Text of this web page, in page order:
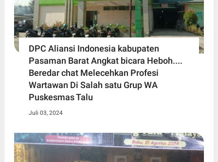
DPC Aliansi Indonesia kabupaten
Pasaman Barat Angkat bicara Heboh....
Beredar chat Melecehkan Profesi
Wartawan Di Salah satu Grup WA
Puskesmas Talu
Juli 03, 2024